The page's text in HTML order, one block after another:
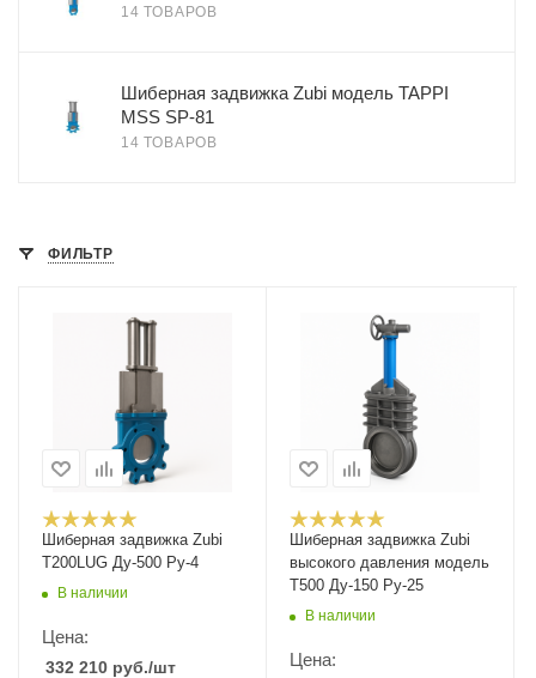
14 ТОВАРОВ
Шиберная задвижка Zubi модель TAPPI
MSS SP-81
14 ТОВАРОВ
ФИЛЬТР
Шиберная задвижка Zubi
T200LUG Ду-500 Ру-4
В наличии
Цена:
332 210 руб./шт
Шиберная задвижка Zubi
высокого давления модель
Т500 Ду-150 Ру-25
В наличии
Цена: